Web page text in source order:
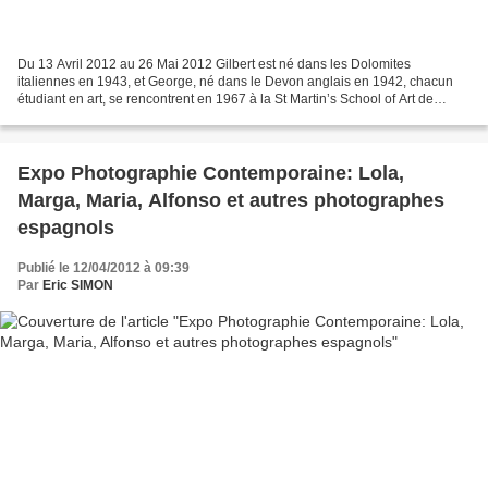
Du 13 Avril 2012 au 26 Mai 2012 Gilbert est né dans les Dolomites
italiennes en 1943, et George, né dans le Devon anglais en 1942, chacun
étudiant en art, se rencontrent en 1967 à la St Martin’s School of Art de
Expo Photographie Contemporaine: Lola,
Marga, Maria, Alfonso et autres photographes
espagnols
Publié le 12/04/2012 à 09:39
Par Eric SIMON